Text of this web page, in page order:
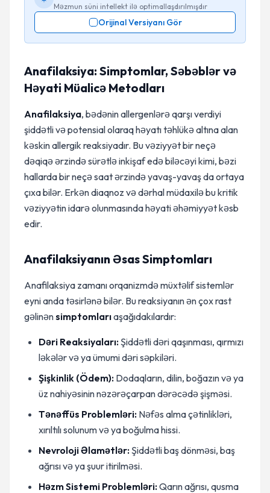
Məzmun süni intellekt ilə optimallaşdırılmışdır
Orijinal Versiyanı Gör
Anafilaksiya: Simptomlar, Səbəblər və
Həyati Müalicə Metodları
Anafilaksiya, bədənin allergenlərə qarşı verdiyi
şiddətli və potensial olaraq həyatı təhlükə altına alan
kəskin allergik reaksiyadır. Bu vəziyyət bir neçə
dəqiqə ərzində sürətlə inkişaf edə biləcəyi kimi, bəzi
hallarda bir neçə saat ərzində yavaş-yavaş da ortaya
çıxa bilər. Erkən diaqnoz və dərhal müdaxilə bu kritik
vəziyyətin idarə olunmasında həyati əhəmiyyət kəsb
edir.
Anafilaksiyanın Əsas Simptomları
Anafilaksiya zamanı orqanizmdə müxtəlif sistemlər
eyni anda təsirlənə bilər. Bu reaksiyanın ən çox rast
gəlinənsimptomlarıaşağıdakılardır:
Dəri Reaksiyaları:Şiddətli dəri qaşınması, qırmızı
ləkələr və ya ümumi dəri səpkiləri.
Şişkinlik (Ödem): Dodaqların, dilin, boğazın və ya
üz nahiyəsinin nəzərəçarpan dərəcədə şişməsi.
Tənəffüs Problemləri: Nəfəs alma çətinlikləri,
xırıltılı solunum və ya boğulma hissi.
Nevroloji Əlamətlər:Şiddətli baş dönməsi, baş
ağrısı və ya şuur itirilməsi.
Həzm Sistemi Problemləri:Qarın ağrısı, qusma